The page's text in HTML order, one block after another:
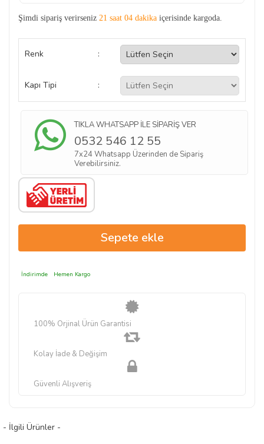
Şimdi sipariş verirseniz 21 saat 04 dakika içerisinde kargoda.
Renk :
Kapı Tipi :
TIKLA WHATSAPP İLE SİPARİŞ VER
0532 546 12 55
7x24 Whatsapp Üzerinden de Sipariş
Verebilirsiniz.
İndirimde Hemen Kargo
100% Orjinal Ürün Garantisi
Kolay İade & Değişim
Güvenli Alışveriş
- İlgili Ürünler -